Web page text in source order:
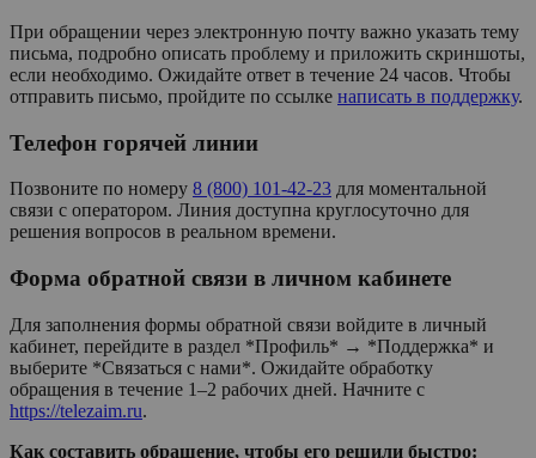
При обращении через электронную почту важно указать тему
письма, подробно описать проблему и приложить скриншоты,
если необходимо. Ожидайте ответ в течение 24 часов. Чтобы
отправить письмо, пройдите по ссылке написать в поддержку.
Телефон горячей линии
Позвоните по номеру 8 (800) 101-42-23 для моментальной
связи с оператором. Линия доступна круглосуточно для
решения вопросов в реальном времени.
Форма обратной связи в личном кабинете
Для заполнения формы обратной связи войдите в личный
кабинет, перейдите в раздел *Профиль* → *Поддержка* и
выберите *Связаться с нами*. Ожидайте обработку
обращения в течение 1–2 рабочих дней. Начните с
https://telezaim.ru.
Как составить обращение, чтобы его решили быстро: